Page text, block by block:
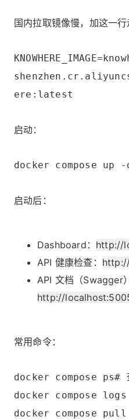
国内拉取镜像慢，加这一行
ere:latest
启动：
docker compose up -
启动后：
Dashboard： http://
API 健康检查：
API 文档（Swagger）
http://
常用命令：
docker compose ps#
docker compose
docker compose pull